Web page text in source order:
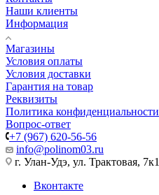
Наши клиенты
Информация
Магазины
Условия оплаты
Условия доставки
Гарантия на товар
Реквизиты
Политика конфиденциальности
Вопрос-ответ
+7 (967) 620-56-56
info@polinom03.ru
г. Улан-Удэ, ул. Трактовая, 7к1
Вконтакте